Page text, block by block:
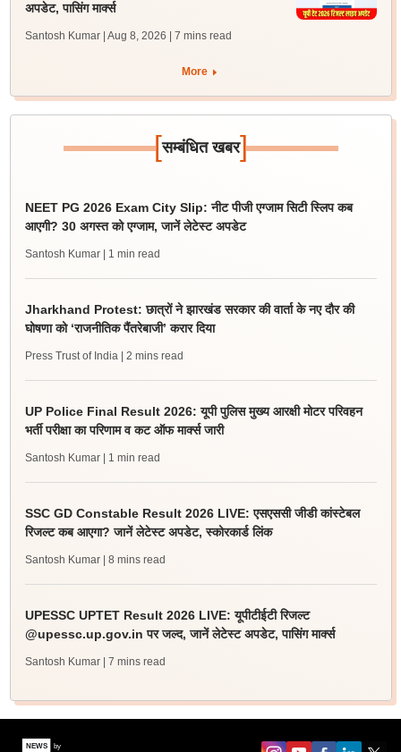
अपडेट, पासिंग मार्क्स
Santosh Kumar | Aug 8, 2026 | 7 mins read
More
[सम्बंधित खबर]
NEET PG 2026 Exam City Slip: नीट पीजी एग्जाम सिटी स्लिप कब
आएगी? 30 अगस्त को एग्जाम, जानें लेटेस्ट अपडेट
Santosh Kumar | 1 min read
Jharkhand Protest: छात्रों ने झारखंड सरकार की वार्ता के नए दौर की
घोषणा को ‘राजनीतिक पैंतरेबाजी’ करार दिया
Press Trust of India | 2 mins read
UP Police Final Result 2026: यूपी पुलिस मुख्य आरक्षी मोटर परिवहन
भर्ती परीक्षा का परिणाम व कट ऑफ मार्क्स जारी
Santosh Kumar | 1 min read
SSC GD Constable Result 2026 LIVE: एसएससी जीडी कांस्टेबल
रिजल्ट कब आएगा? जानें लेटेस्ट अपडेट, स्कोरकार्ड लिंक
Santosh Kumar | 8 mins read
UPESSC UPTET Result 2026 LIVE: यूपीटीईटी रिजल्ट
@upessc.up.gov.in पर जल्द, जानें लेटेस्ट अपडेट, पासिंग मार्क्स
Santosh Kumar | 7 mins read